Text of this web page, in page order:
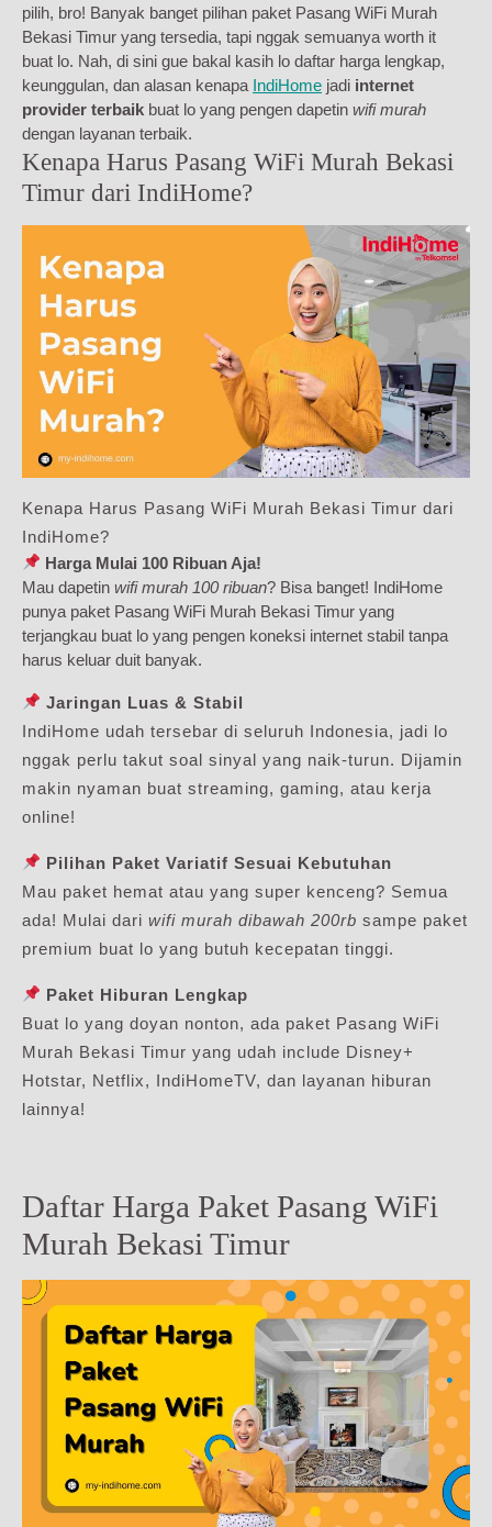
pilih, bro! Banyak banget pilihan paket Pasang WiFi Murah
Bekasi Timur yang tersedia, tapi nggak semuanya worth it
buat lo. Nah, di sini gue bakal kasih lo daftar harga lengkap,
keunggulan, dan alasan kenapa IndiHome jadi internet
provider terbaik buat lo yang pengen dapetin wifi murah
dengan layanan terbaik.
Kenapa Harus Pasang WiFi Murah Bekasi
Timur dari IndiHome?
Kenapa Harus Pasang WiFi Murah Bekasi Timur dari
IndiHome?
Harga Mulai 100 Ribuan Aja!
Mau dapetin wifi murah 100 ribuan? Bisa banget! IndiHome
punya paket Pasang WiFi Murah Bekasi Timur yang
terjangkau buat lo yang pengen koneksi internet stabil tanpa
harus keluar duit banyak.
Jaringan Luas & Stabil
IndiHome udah tersebar di seluruh Indonesia, jadi lo
nggak perlu takut soal sinyal yang naik-turun. Dijamin
makin nyaman buat streaming, gaming, atau kerja
online!
Pilihan Paket Variatif Sesuai Kebutuhan
Mau paket hemat atau yang super kenceng? Semua
ada! Mulai dari wifi murah dibawah 200rb sampe paket
premium buat lo yang butuh kecepatan tinggi.
Paket Hiburan Lengkap
Buat lo yang doyan nonton, ada paket Pasang WiFi
Murah Bekasi Timur yang udah include Disney+
Hotstar, Netflix, IndiHomeTV, dan layanan hiburan
lainnya!
Daftar Harga Paket Pasang WiFi
Murah Bekasi Timur